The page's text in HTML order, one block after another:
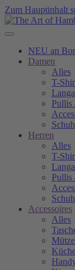
Zum Hauptinhalt
NEU an
Damen
Alles
T-
Pullis
Herren
Alles
T-
Pullis
Accessoires
Alles